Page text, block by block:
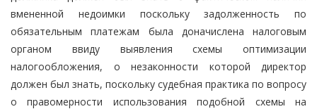
вмененной недоимки поскольку задолженность по
обязательным платежам была доначислена налоговым
органом ввиду выявления схемы оптимизации
налогообложения, о незаконности которой директор
должен был знать, поскольку судебная практика по вопросу
о правомерности использования подобной схемы на